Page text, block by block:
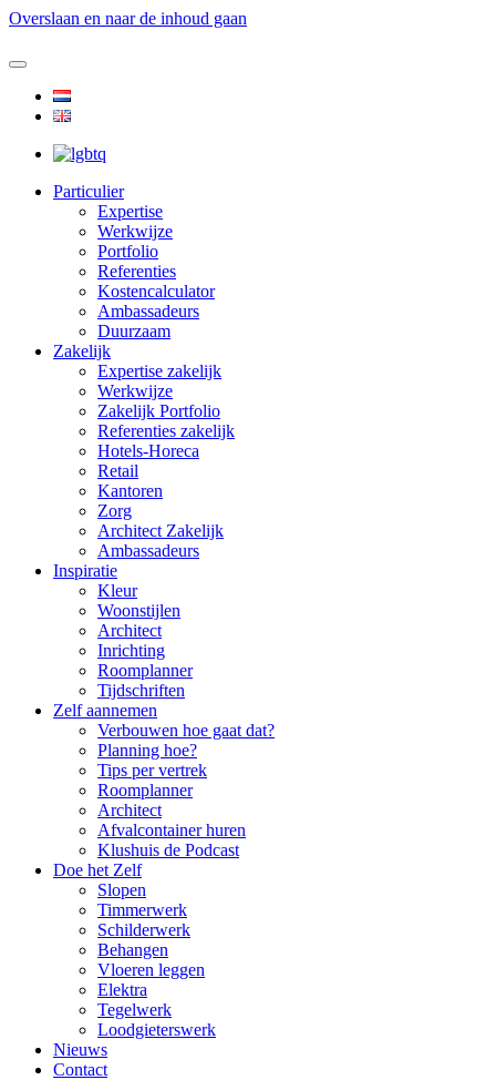
Overslaan en naar de inhoud gaan
Particulier
Expertise
Werkwijze
Portfolio
Referenties
Kostencalculator
Ambassadeurs
Duurzaam
Zakelijk
Expertise zakelijk
Werkwijze
Zakelijk Portfolio
Referenties zakelijk
Hotels-Horeca
Retail
Kantoren
Zorg
Architect Zakelijk
Ambassadeurs
Inspiratie
Kleur
Woonstijlen
Architect
Inrichting
Roomplanner
Tijdschriften
Zelf aannemen
Verbouwen hoe gaat dat?
Planning hoe?
Tips per vertrek
Roomplanner
Architect
Afvalcontainer huren
Klushuis de Podcast
Doe het Zelf
Slopen
Timmerwerk
Schilderwerk
Behangen
Vloeren leggen
Elektra
Tegelwerk
Loodgieterswerk
Nieuws
Contact